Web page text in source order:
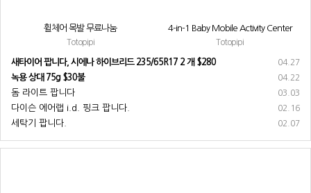
휠체어 목발 무료나눔
Totopipi
4-in-1 Baby Mobile Activity Center
Totopipi
04.27
새타이어 팝니다, 시에나 하이브리드 235/65R17 2 개 $280
04.22
녹용 상대 75g $30불
03.03
돔 라이트 팝니다
02.16
다이슨 에어랩 i.d. 핑크 팝니다.
02.07
세탁기 팝니다.